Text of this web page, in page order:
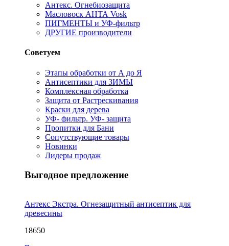
Антекс. Огнебиозащита
Масловоск АНТА Vosk
ПИГМЕНТЫ и УФ-фильтр
ДРУГИЕ производители
Советуем
Этапы обработки от А до Я
Антисептики для ЗИМЫ
Комплексная обработка
Защита от Растрескивания
Краски для дерева
УФ- фильтр. УФ- защита
Пропитки для Бани
Сопутствующие товары
Новинки
Лидеры продаж
Выгодное предложение
Антекс Экстра. Огнезащитный антисептик для
древесины
18650